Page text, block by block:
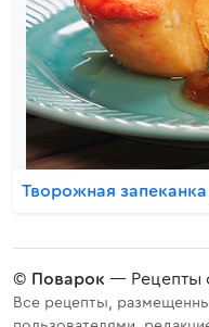
Творожная
© Поварок — Рецепты
Все рецепты,